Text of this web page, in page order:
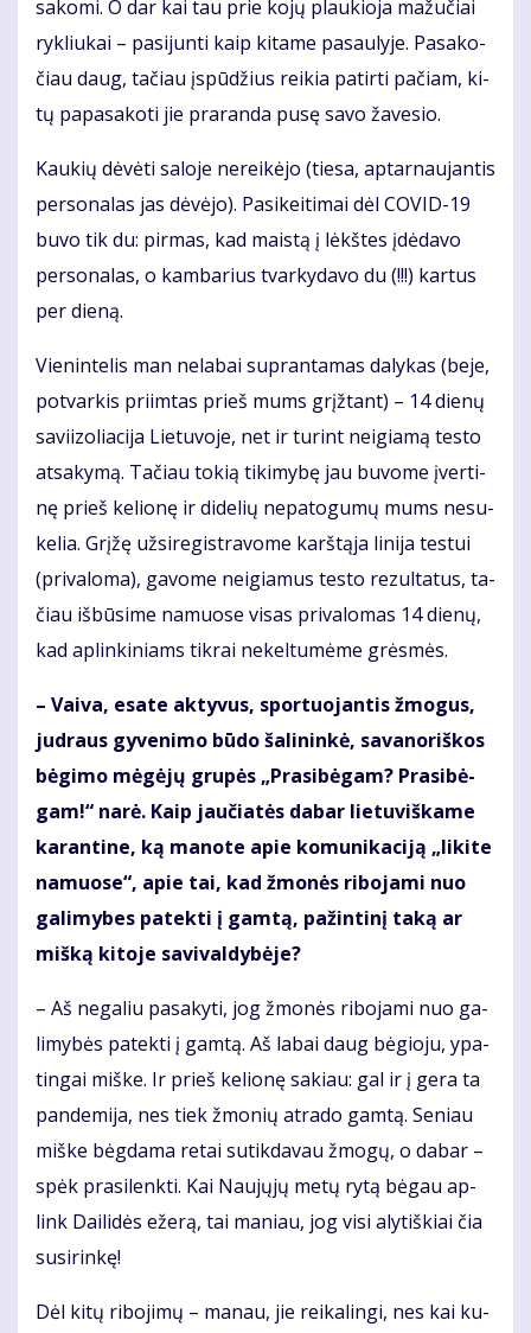
sa­ko­mi. O dar kai tau prie ko­jų plau­kio­ja ma­žu­čiai
ryk­liu­kai – pa­si­jun­ti kaip ki­ta­me pa­sau­ly­je. Pa­sa­ko­
čiau daug, ta­čiau įspū­džius rei­kia pa­tir­ti pa­čiam, ki­
tų pa­pa­sa­ko­ti jie pra­ran­da pu­sę sa­vo ža­ve­sio.
Kau­kių dė­vė­ti sa­lo­je ne­rei­kė­jo (tie­sa, ap­tar­nau­jan­tis
per­so­na­las jas dė­vė­jo). Pa­si­kei­ti­mai dėl CO­VID-19
bu­vo tik du: pir­mas, kad mais­tą į lėkš­tes įdė­da­vo
per­so­na­las, o kam­ba­rius tvar­ky­da­vo du (!!!) kar­tus
per die­ną.
Vie­nin­te­lis man ne­la­bai su­pran­ta­mas da­ly­kas (be­je,
po­tvar­kis pri­im­tas prieš mums grįž­tant) – 14 die­nų
sa­vi­i­zo­lia­ci­ja Lie­tu­vo­je, net ir tu­rint ne­igia­mą tes­to
at­sa­ky­mą. Ta­čiau to­kią ti­ki­my­bę jau bu­vo­me įver­ti­
nę prieš ke­lio­nę ir di­de­lių ne­pa­to­gu­mų mums ne­su­
ke­lia. Grį­žę už­si­re­gist­ra­vo­me karš­tą­ja li­ni­ja tes­tui
(pri­va­lo­ma), ga­vo­me ne­igia­mus tes­to re­zul­ta­tus, ta­
čiau iš­bū­si­me na­muo­se vi­sas pri­va­lo­mas 14 die­nų,
kad ap­lin­ki­niams tik­rai ne­kel­tu­mė­me grės­mės.
– Vai­va, esa­te ak­ty­vus, spor­tuo­jan­tis žmo­gus,
jud­raus gy­ve­ni­mo bū­do ša­li­nin­kė, sa­va­no­riš­kos
bė­gi­mo mė­gė­jų gru­pės „Pra­si­bė­gam? Pra­si­bė­
gam!“ na­rė. Kaip jau­čia­tės da­bar lie­tu­viš­ka­me
ka­ran­ti­ne, ką ma­no­te apie ko­mu­ni­ka­ci­ją „li­ki­te
na­muo­se“, apie tai, kad žmo­nės ri­bo­ja­mi nuo
ga­li­my­bes pa­tek­ti į gam­tą, pa­žin­ti­nį ta­ką ar
miš­ką ki­to­je sa­vi­val­dy­bė­je?
– Aš ne­ga­liu pa­sa­ky­ti, jog žmo­nės ri­bo­ja­mi nuo ga­
li­my­bės pa­tek­ti į gam­tą. Aš la­bai daug bė­gio­ju, ypa­
tin­gai miš­ke. Ir prieš ke­lio­nę sa­kiau: gal ir į ge­ra ta
pan­de­mi­ja, nes tiek žmo­nių at­ra­do gam­tą. Se­niau
miš­ke bėg­da­ma re­tai su­tik­da­vau žmo­gų, o da­bar –
spėk pra­si­lenk­ti. Kai Nau­jų­jų me­tų ry­tą bė­gau ap­
link Dai­li­dės eže­rą, tai ma­niau, jog vi­si aly­tiš­kiai čia
susi­rin­kę!
Dėl ki­tų ri­bo­ji­mų – ma­nau, jie rei­ka­lin­gi, nes kai ku­